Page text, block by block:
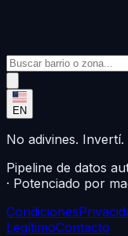
EN
No adivines. Invertí.
Pipeline de datos
· Potenciado por
Condiciones
LegítimoContacto